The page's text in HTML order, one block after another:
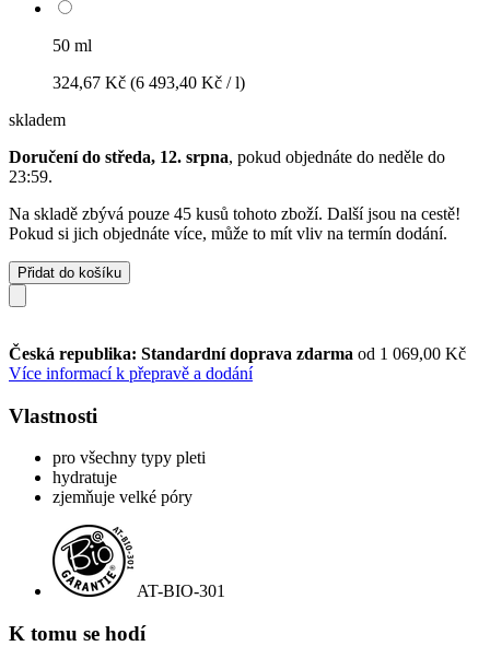
50 ml
324,67 Kč (6 493,40 Kč / l)
skladem
Doručení do středa, 12. srpna, pokud objednáte do neděle do
23:59.
Na skladě zbývá pouze 45 kusů tohoto zboží. Další jsou na cestě!
Pokud si jich objednáte více, může to mít vliv na termín dodání.
Přidat do košíku
Česká republika: Standardní doprava zdarma od 1 069,00 Kč
Více informací k přepravě a dodání
Vlastnosti
pro všechny typy pleti
hydratuje
zjemňuje velké póry
AT-BIO-301
K tomu se hodí